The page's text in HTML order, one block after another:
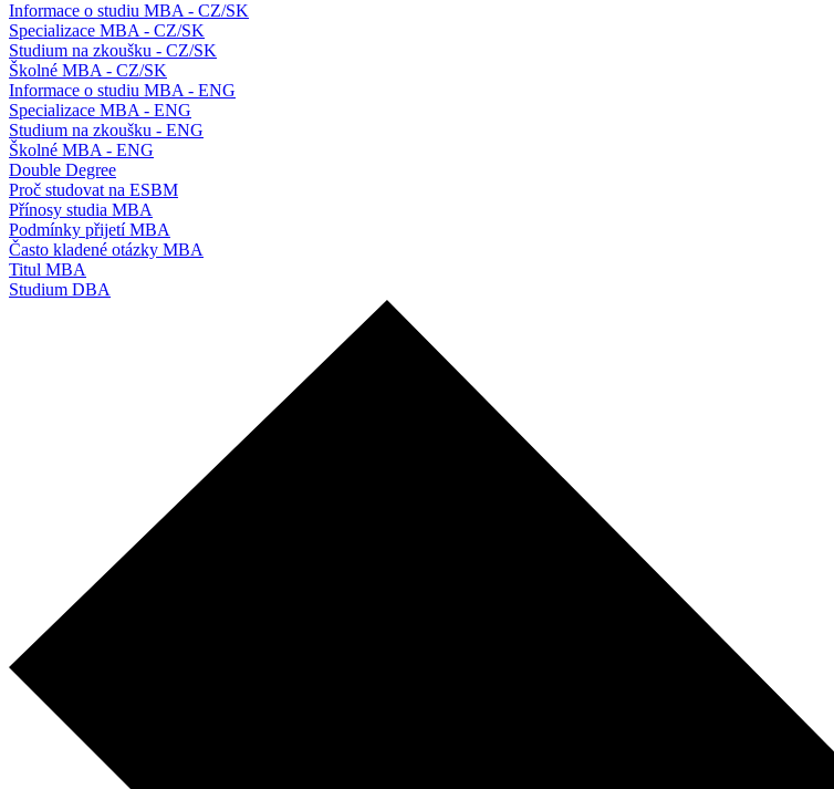
Informace o studiu MBA - CZ/SK
Specializace MBA - CZ/SK
Studium na zkoušku - CZ/SK
Školné MBA - CZ/SK
Informace o studiu MBA - ENG
Specializace MBA - ENG
Studium na zkoušku - ENG
Školné MBA - ENG
Double Degree
Proč studovat na ESBM
Přínosy studia MBA
Podmínky přijetí MBA
Často kladené otázky MBA
Titul MBA
Studium DBA